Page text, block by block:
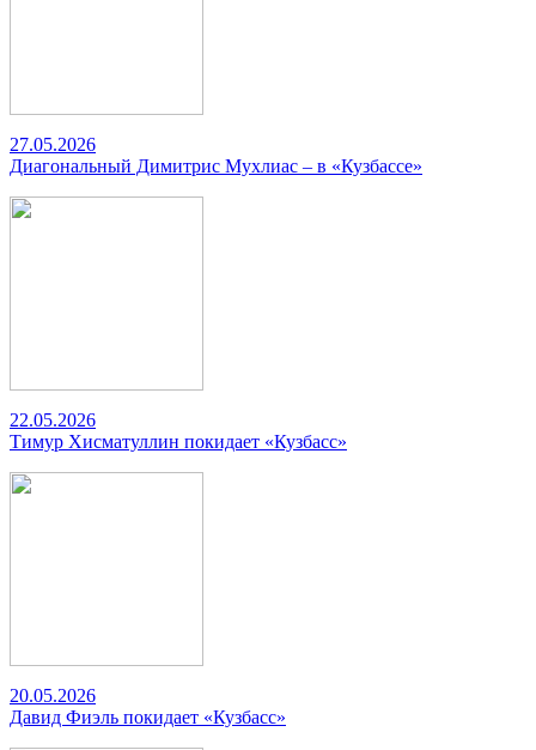
27.05.2026
Диагональный Димитрис Мухлиас – в «Кузбассе»
22.05.2026
Тимур Хисматуллин покидает «Кузбасс»
20.05.2026
Давид Фиэль покидает «Кузбасс»